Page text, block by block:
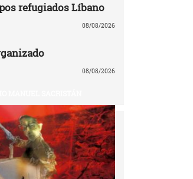
refugiados Líbano
08/08/2026
08/08/2026